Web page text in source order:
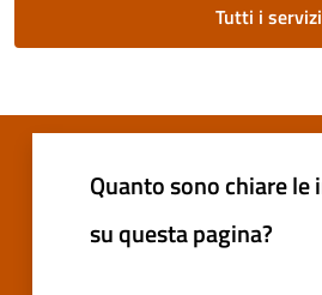
Tutti i servizi
Quanto sono chiare
su questa pagina?